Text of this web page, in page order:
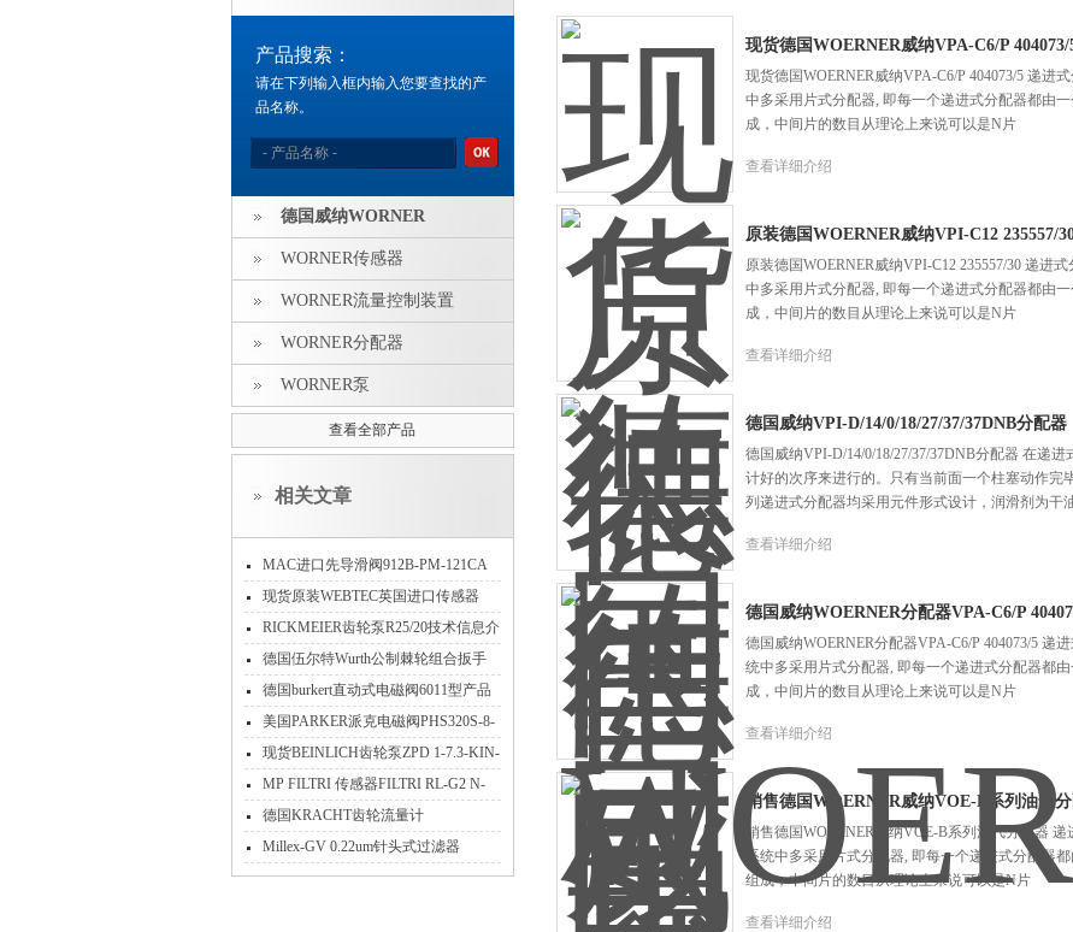
产品搜索：
请在下列输入框内输入您要查找的产
品名称。
德国威纳WORNER
WORNER传感器
WORNER流量控制装置
WORNER分配器
WORNER泵
查看全部产品
相关文章
MAC进口先导滑阀912B-PM-121CA
到货
现货原装WEBTEC英国进口传感器
WPR4A6HU20-S1891
RICKMEIER齿轮泵R25/20技术信息介
绍
德国伍尔特Wurth​公制棘轮组合扳手
071425124
德国burkert直动式电磁阀6011型产品
介绍
美国PARKER派克电磁阀PHS320S-8-
110V资料介绍
现货BEINLICH齿轮泵ZPD 1-7.3-KIN-
L-F/R/3F-SP/V1/PEFE特性参数
MP FILTRI 传感器FILTRI RL-G2 N-
F3-S2-S2-500 24V介绍
德国KRACHT齿轮流量计
VC0.4E1PS/55参数性能
Millex-GV 0.22um针头式过滤器
SLGVV255F原装
现货德国WOERNER威纳VPA-C6/P 404073/
现货德国WOERNER威纳VPA-C6/P 404073/5 递进
中多采用片式分配器, 即每一个递进式分配器都由
成，中间片的数目从理论上来说可以是N片
查看详细介绍
原装德国WOERNER威纳VPI-C12 235557/
原装德国WOERNER威纳VPI-C12 235557/30 递进
中多采用片式分配器, 即每一个递进式分配器都由
成，中间片的数目从理论上来说可以是N片
查看详细介绍
德国威纳VPI-D/14/0/18/27/37/37DNB分配器
德国威纳VPI-D/14/0/18/27/37/37DNB分配器 在递
计好的次序来进行的。只有当前面一个柱塞动作
列递进式分配器均采用元件形式设计，润滑剂为干
查看详细介绍
德国威纳WOERNER分配器VPA-C6/P
德国威纳WOERNER分配器VPA-C6/P 404073/5 递
统中多采用片式分配器, 即每一个递进式分配器都
成，中间片的数目从理论上来说可以是N片
查看详细介绍
销售德国WOERNER威纳VOE-B系列油气分
销售德国WOERNER威纳VOE-B系列油气分配器
系统中多采用片式分配器, 即每一个递进式分配器
组成，中间片的数目从理论上来说可以是N片
查看详细介绍